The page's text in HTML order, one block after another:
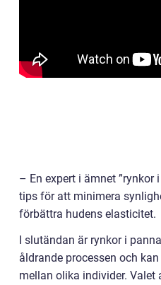
– En expert i ämnet ”rynkor
tips för att minimera
förbättra hudens elasticitet.
I slutändan är rynkor i
åldrande processen och
mellan olika individer. Valet